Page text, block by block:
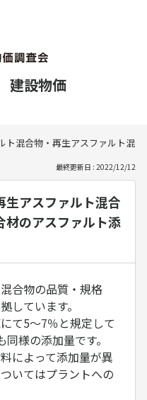
建設物価
ト混合物・再生アスファルト
最終更新日 : 2022/12/12
生アスファルト混合
のアスファルト添
合物の品質・規格
しています。
て5〜7％と規定して
様の添加量です。
によって添加量が異
いてはプラントへの